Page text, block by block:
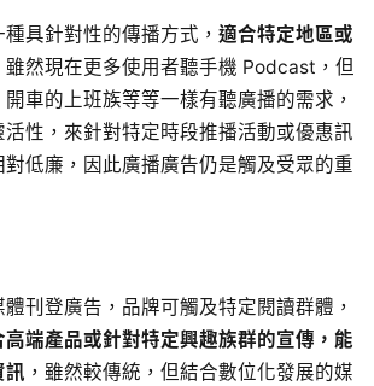
具針對性的傳播方式， 適合特定地區或
雖然現在更多使用者聽手機 Podcast，但
車的上班族等等一樣有聽廣播的需求，
性，來針對特定時段推播活動或優惠訊
低廉，因此廣播廣告仍是觸及受眾的重
刊登廣告，品牌可觸及特定閱讀群體，
高端產品或針對特定興趣族群的宣傳，能
訊 ，雖然較傳統，但結合數位化發展的媒